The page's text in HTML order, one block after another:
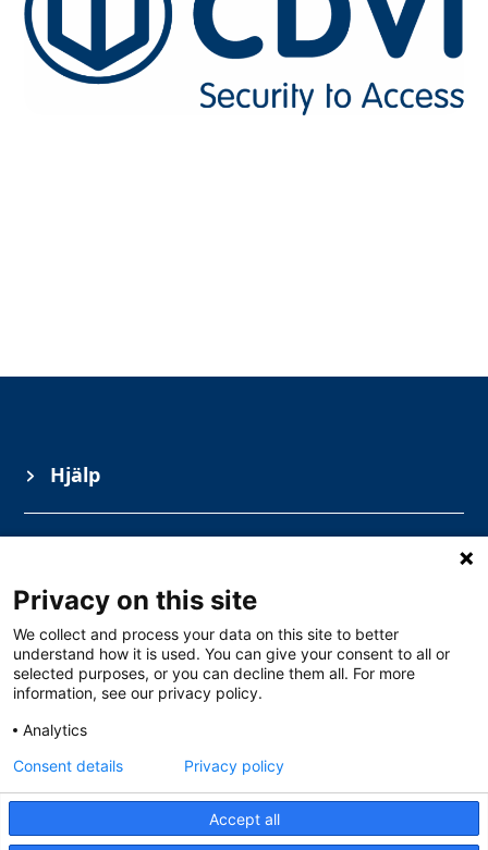
Hjälp
Ämnesområden
Privacy on this site
We collect and process your data on this site to better
understand how it is used. You can give your consent to all or
selected purposes, or you can decline them all. For more
information, see our privacy policy.
Analytics
Accept all
Consent details Privacy policy